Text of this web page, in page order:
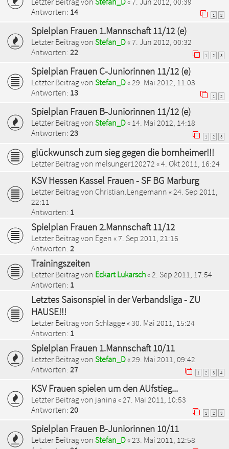
Antworten: 14 1 2
Spielplan Frauen 1.Mannschaft 11/12 (e)
Letzter Beitrag von Stefan_D«7. Jun 2012, 00:32
Antworten: 22 1 2 3
Spielplan Frauen C-Juniorinnen 11/12 (e)
Letzter Beitrag von Stefan_D«29. Mai 2012, 11:03
Antworten: 13 1 2
Spielplan Frauen B-Juniorinnen 11/12 (e)
Letzter Beitrag von Stefan_D« 14. Mai 2012, 14:18
Antworten: 23 1 2 3
glückwunsch zum sieg gegen die bornheimer!!!
Letzter Beitrag von melsunger120272 «4. Okt 2011, 16:24
KSV Hessen Kassel Frauen - SF BG Marburg
Letzter Beitrag von Christian.Lengemann « 24. Sep 2011,
22:11
Antworten: 1
Spielplan Frauen 2.Mannschaft 11/12
Letzter Beitrag von Egen «7. Sep 2011, 21:16
Antworten: 2
Trainingszeiten
Letzter Beitrag von Eckart Lukarsch« 2. Sep 2011, 17:54
Antworten: 1
Letztes Saisonspiel in der Verbandsliga - ZU
HAUSE!!!
Letzter Beitrag von Schlagge «30. Mai 2011, 15:24
Antworten: 1
Spielplan Frauen 1.Mannschaft 10/11
Letzter Beitrag von Stefan_D« 29. Mai 2011, 09:42
Antworten: 27 1 2 3 4
KSV Frauen spielen um den AUfstieg...
Letzter Beitrag von janina « 27. Mai 2011, 10:53
Antworten: 20 1 2 3
Spielplan Frauen B-Juniorinnen 10/11
Letzter Beitrag von Stefan_D« 23. Mai 2011, 12:58